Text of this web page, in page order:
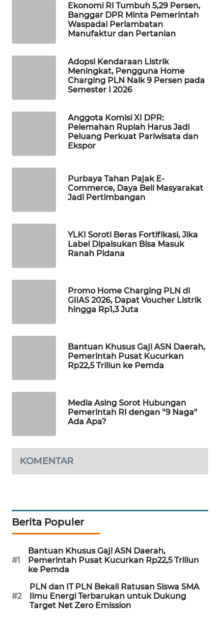
Ekonomi RI Tumbuh 5,29 Persen,
Banggar DPR Minta Pemerintah
Waspadai Perlambatan
Manufaktur dan Pertanian
Adopsi Kendaraan Listrik
Meningkat, Pengguna Home
Charging PLN Naik 9 Persen pada
Semester I 2026
Anggota Komisi XI DPR:
Pelemahan Rupiah Harus Jadi
Peluang Perkuat Pariwisata dan
Ekspor
Purbaya Tahan Pajak E-
Commerce, Daya Beli Masyarakat
Jadi Pertimbangan
YLKI Soroti Beras Fortifikasi, Jika
Label Dipalsukan Bisa Masuk
Ranah Pidana
Promo Home Charging PLN di
GIIAS 2026, Dapat Voucher Listrik
hingga Rp1,3 Juta
Bantuan Khusus Gaji ASN Daerah,
Pemerintah Pusat Kucurkan
Rp22,5 Triliun ke Pemda
Media Asing Sorot Hubungan
Pemerintah RI dengan "9 Naga"
Ada Apa?
KOMENTAR
Berita Populer
#1
Bantuan Khusus Gaji ASN Daerah,
Pemerintah Pusat Kucurkan Rp22,5 Triliun
ke Pemda
#2
PLN dan IT PLN Bekali Ratusan Siswa SMA
Ilmu Energi Terbarukan untuk Dukung
Target Net Zero Emission
FORWAMKI
FORJASIDA
METRO
SIANTAR
MEDAN
NEWS
KARING
NEWS
HUMBANG
GARONGGANG
NEWS
FISUELRI
ID